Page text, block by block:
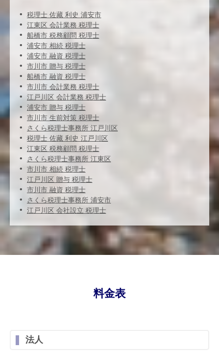
税理士 佐藏 利史 浦安市
江東区 会計業務 税理士
船橋市 税務顧問 税理士
浦安市 相続 税理士
浦安市 融資 税理士
市川市 贈与 税理士
船橋市 融資 税理士
市川市 会計業務 税理士
江戸川区 会計業務 税理士
浦安市 贈与 税理士
市川市 生前対策 税理士
さくら税理士事務所 江戸川区
税理士 佐藏 利史 江戸川区
江東区 税務顧問 税理士
さくら税理士事務所 江東区
市川市 相続 税理士
江戸川区 贈与 税理士
市川市 融資 税理士
さくら税理士事務所 浦安市
江戸川区 会社設立 税理士
料金表
法人